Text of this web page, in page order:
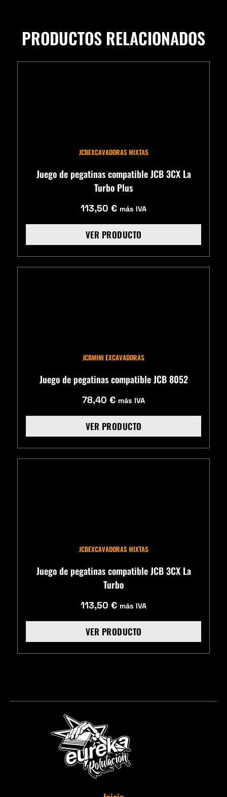
PRODUCTOS RELACIONADOS
JCBEXCAVADORAS MIXTAS
Juego de pegatinas compatible JCB 3CX La
Turbo Plus
113,50 € más IVA
VER PRODUCTO
JCBMINI EXCAVADORAS
Juego de pegatinas compatible JCB 8052
78,40 € más IVA
VER PRODUCTO
JCBEXCAVADORAS MIXTAS
Juego de pegatinas compatible JCB 3CX La
Turbo
113,50 € más IVA
VER PRODUCTO